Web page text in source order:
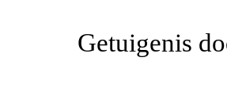
Getuigenis